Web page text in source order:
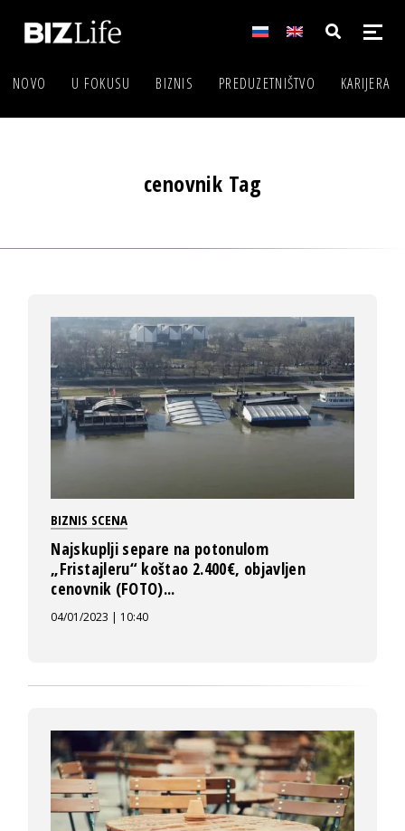
NOVO U FOKUSU BIZNIS PREDUZETNIŠTVO KARIJERA
cenovnik Tag
BIZNIS SCENA
Najskuplji separe na potonulom
„Fristajleru“ koštao 2.400€, objavljen
cenovnik (FOTO)...
04/01/2023 | 10:40